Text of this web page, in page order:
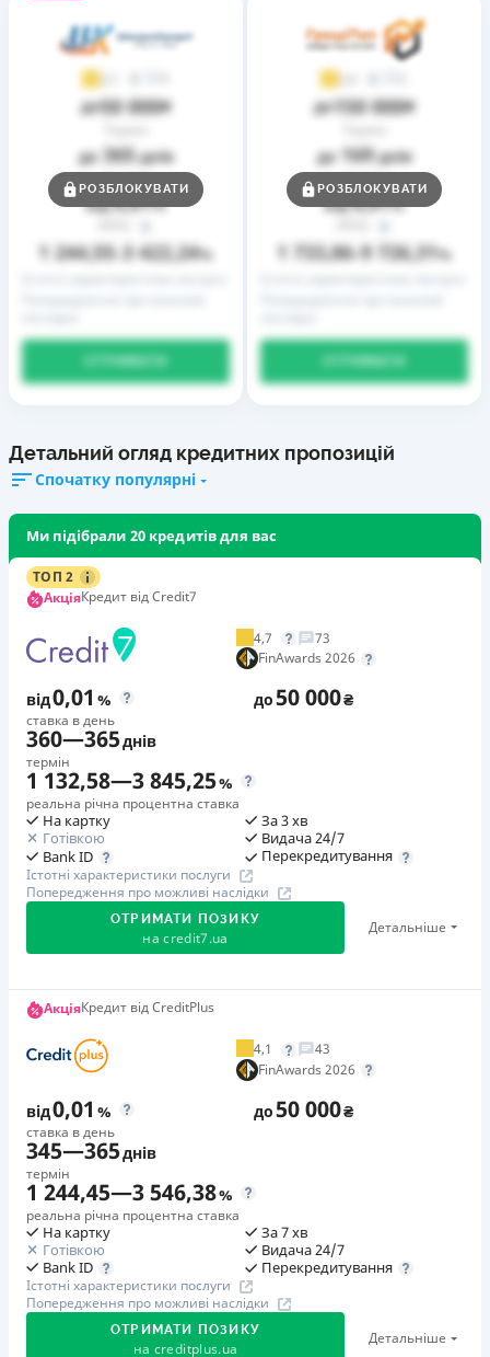
3,7
до50 000₴
до 365днів
Ставка
від0,01%
1 244,55– 3 422,24%
ОТРИМАТИ
РОЗБЛОКУВАТИ
3,9
до150 000₴
до 169днів
Ставка
від0,01%
1 733,86– 9 726,31%
ОТРИМАТИ
РОЗБЛОКУВАТИ
Детальний огляд кредитних пропозицій
Спочатку популярні
Ми підібрали 20 кредитів для вас
ТОП 2
АкціяКредит від Credit7
4,7
73
FinAwards 2026
від0,01 %
ставка в день
до50 000₴
360—365днів
термін
1 132,58—3 845,25%
реальна річна процентна ставка
На картку
Готівкою
Bank ID
За 3 хв
Видача 24/7
Перекредитування
Істотні характеристики послуги
Попередження про можливі наслідки
ОТРИМАТИ ПОЗИКУ
на credit7.ua
Детальніше
Акція: «Кешбек за друга»
Коли друг реєструється та отримує перший кредит
(від 1000 грн), клієнт автоматично отримує 400 грн
кешбеку. Акція триває до 10.12.2026
🥉 Бронза FinAwards 2026
Бронзовий призер FinAwards 2026 «Найкраща програма
лояльності»
Перший займ
вiд 0,01%/день до 30 000 ₴
Повторний займ
вiд 0,95%/день до 50 000 ₴
Додаткова комісія за дострокове погашення
АкціяКредит від CreditPlus
4,1
43
FinAwards 2026
від0,01 %
ставка в день
до50 000₴
345—365днів
термін
1 244,45—3 546,38%
реальна річна процентна ставка
На картку
Готівкою
Bank ID
За 7 хв
Видача 24/7
Перекредитування
Істотні характеристики послуги
Попередження про можливі наслідки
ОТРИМАТИ ПОЗИКУ
на creditplus.ua
Детальніше